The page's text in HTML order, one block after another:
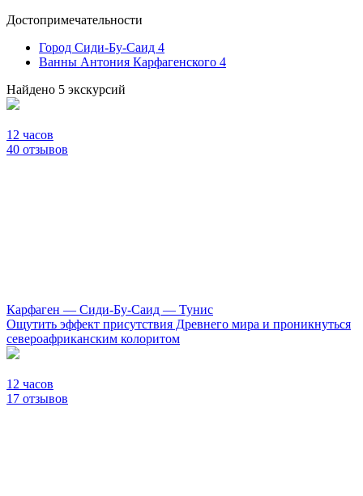
Достопримечательности
Город Сиди-Бу-Саид 4
Ванны Антония Карфагенского 4
Найдено 5 экскурсий
12 часов
40 отзывов
Карфаген — Сиди-Бу-Саид — Тунис
Ощутить эффект присутствия Древнего мира и проникнуться
североафриканским колоритом
12 часов
17 отзывов